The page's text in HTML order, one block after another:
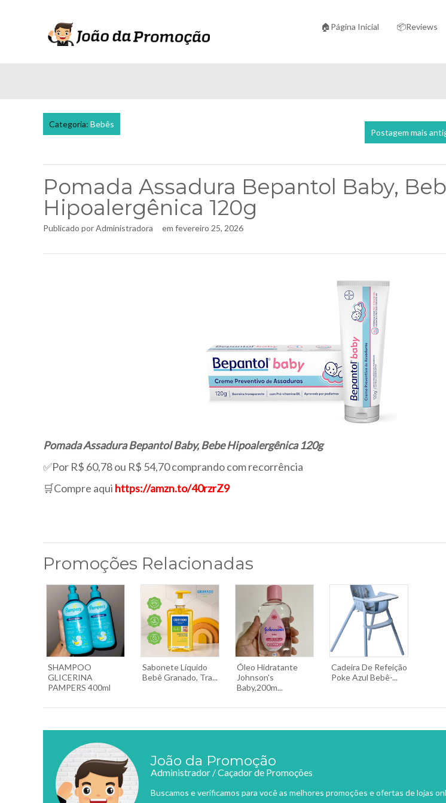
🏠Página Inicial 📦Reviews
Categoria: Bebês
Postagem mais
Pomada Assadura Bepantol Baby,
Hipoalergênica 120g
Publicado porAdministradora em fevereiro 25, 2026
Pomada Assadura Bepantol Baby, Bebe Hipoalergênica 120g
✅Por R$ 60,78 ou R$ 54,70 comprando com recorrência
🛒Compre aqui https://amzn.to/40rzrZ9
Promoções Relacionadas
SHAMPOO
GLICERINA
PAMPERS 400ml
Sabonete Líquido
Bebê Granado, Tra...
Óleo Hidratante
Johnson's
Baby,200m...
Cadeira De Refeição
Poke Azul Bebê-...
João da Promoção
Administrador / Caçador de Promoções
Buscamos e verificamos para você as melhores promoções e ofertas de lojas